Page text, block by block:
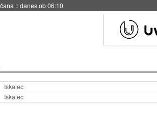
::danes ob 06:10
Iskalec
Iskalec